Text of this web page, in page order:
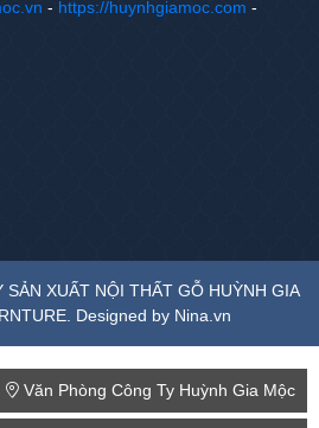
- https://huynhgiamoc.com -
XUẤT NỘI THẤT GỖ HUỲNH GIA
Designed by Nina.vn
Văn Phòng Công Ty Huỳnh Gia Mộc